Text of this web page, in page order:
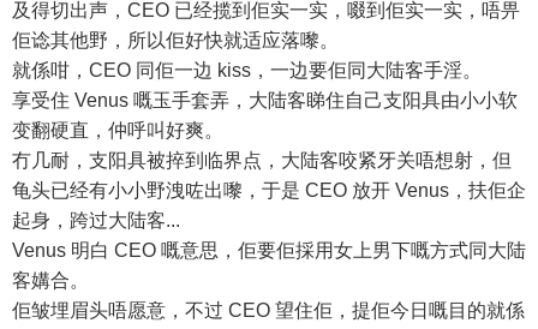
及得切出声，CEO 已经揽到佢实一实，啜到佢实一实，唔畀
佢谂其他野，所以佢好快就适应落嚟。
就係咁，CEO 同佢一边 kiss，一边要佢同大陆客手淫。
享受住 Venus 嘅玉手套弄，大陆客睇住自己支阳具由小小软
变翻硬直，仲呼叫好爽。
冇几耐，支阳具被捽到临界点，大陆客咬紧牙关唔想射，但
龟头已经有小小野洩咗出嚟，于是 CEO 放开 Venus，扶佢企
起身，跨过大陆客...
Venus 明白 CEO 嘅意思，佢要佢採用女上男下嘅方式同大陆
客媾合。
佢皱埋眉头唔愿意，不过 CEO 望住佢，提佢今日嘅目的就係